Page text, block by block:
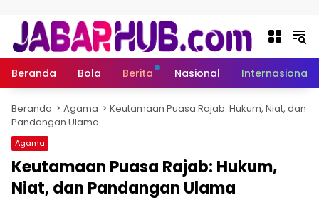
Beranda Bola Berita Nasional Internasional
Beranda Agama
Keutamaan Puasa Rajab: Hukum, Niat, dan
Pandangan Ulama
Agama
Keutamaan Puasa Rajab: Hukum,
Niat, dan Pandangan Ulama